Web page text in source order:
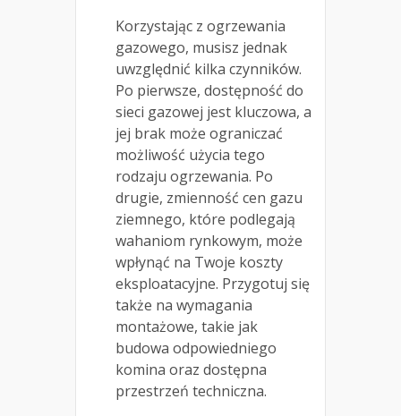
Korzystając z ogrzewania
gazowego, musisz jednak
uwzględnić kilka czynników.
Po pierwsze, dostępność do
sieci gazowej jest kluczowa, a
jej brak może ograniczać
możliwość użycia tego
rodzaju ogrzewania. Po
drugie, zmienność cen gazu
ziemnego, które podlegają
wahaniom rynkowym, może
wpłynąć na Twoje koszty
eksploatacyjne. Przygotuj się
także na wymagania
montażowe, takie jak
budowa odpowiedniego
komina oraz dostępna
przestrzeń techniczna.